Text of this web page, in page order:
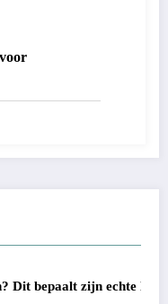
zijn echte leeftijd